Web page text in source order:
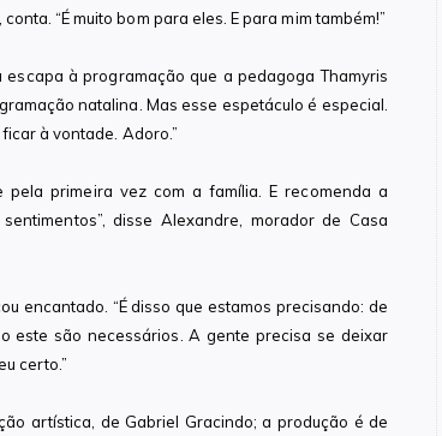
“É muito bom para eles. E para mim também!”
à programação que a pedagoga Thamyris
natalina. Mas esse espetáculo é especial.
à vontade. Adoro.”
primeira vez com a família. E recomenda a
disse Alexandre, morador de Casa
encantado. “É disso que estamos precisando: de
este são necessários. A gente precisa se deixar
certo.”
artística, de Gabriel Gracindo; a produção é de